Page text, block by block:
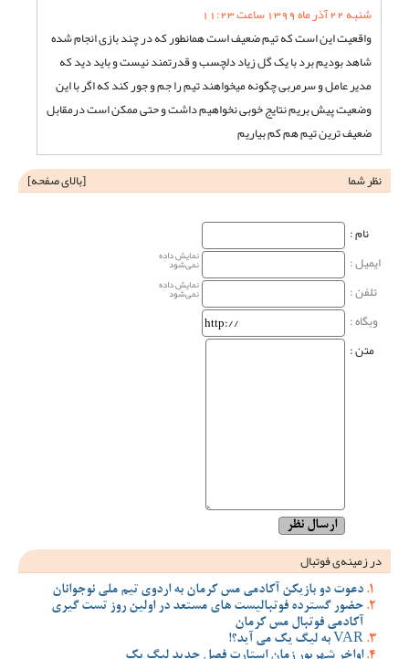
شنبه 22 آذر ماه 1399 ساعت 11:23
واقعیت این است که تیم ضعیف است همانطور که در چند بازی انجام شده
شاهد بودیم برد با یک گل زیاد دلچسب و قدرتمند نیست و باید دید که
مدیر عامل و سرمربی چگونه میخواهند تیم را جم و جور کند که اگر با این
وضعیت پیش بریم نتایج خوبی نخواهیم داشت و حتی ممکن است درمقابل
ضعیف ترین تیم هم کم بیاریم
نظر شما
[بالای صفحه]
نام‌ :
ایمیل :
نمایش داده
نمی‌شود
تلفن : نمایش داده
نمی‌شود
وبگاه‌ :
متن :
در زمینه‌ی فوتبال
دعوت دو بازیکن آکادمی مس کرمان به اردوی تیم ملی نوجوانان
حضور گسترده فوتبالیست های مستعد در اولین روز تست گیری
آکادمی فوتبال مس کرمان
VAR به لیگ یک می آید؟!